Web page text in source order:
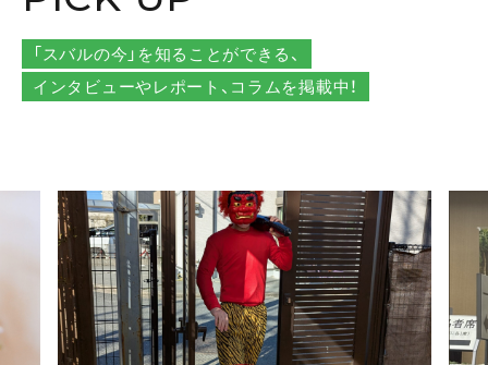
「スバルの今」を知ることができる、
インタビューやレポート、コラムを掲載中！